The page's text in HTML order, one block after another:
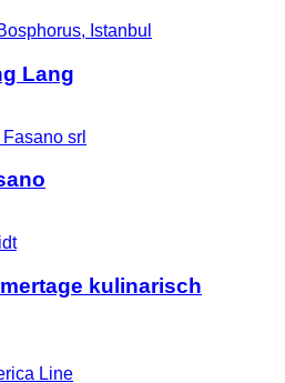
Lang
kulinarisch